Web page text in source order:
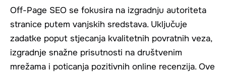
Off-Page SEO se fokusira na izgradnju autoriteta
stranice putem vanjskih sredstava. Uključuje
zadatke poput stjecanja kvalitetnih povratnih veza,
izgradnje snažne prisutnosti na društvenim
mrežama i poticanja pozitivnih online recenzija. Ove